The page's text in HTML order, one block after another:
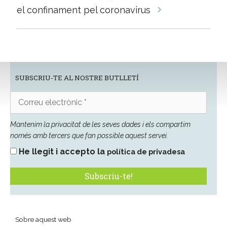
el confinament pel coronavirus
SUBSCRIU-TE AL NOSTRE BUTLLETÍ
electrònic
Mantenim la privacitat de les seves dades i els compartim
només amb tercers que fan possible aquest servei.
He llegit i accepto la política de privadesa
Sobre aquest web